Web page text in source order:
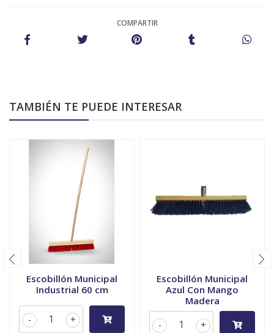
COMPARTIR
TAMBIÉN TE PUEDE INTERESAR
Escobillón Municipal
Industrial 60 cm
+
-
Escobillón Municipal
Azul Con Mango
Madera
+
-